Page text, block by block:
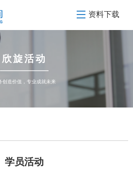
资料下载
欣旋活动
创造价值，专业成就未来
学员活动